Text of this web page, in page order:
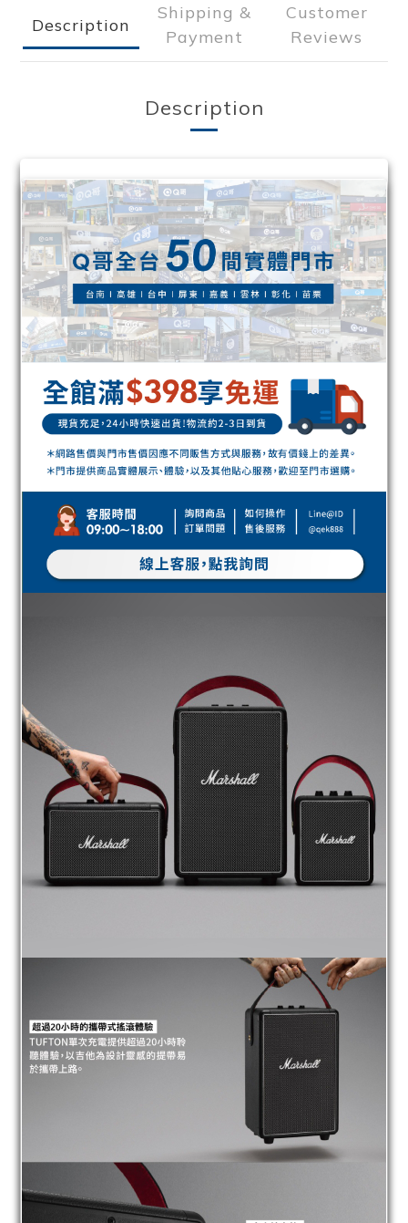
Description
Shipping &
Payment
Customer
Reviews
Description